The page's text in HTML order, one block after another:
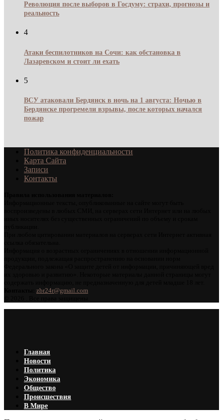
Революция после выборов в Госдуму: страхи, прогнозы и
реальность
4
Атаки беспилотников на Сочи: как обстановка в
Лазаревском и стоит ли ехать
5
ВСУ атаковали Бердянск в ночь на 1 августа: Ночью в
Бердянске прогремели взрывы, после которых начался
пожар
Политика конфиденциальности
Карта Сайта
Записи
Контакты
zbr24r@gmail.com
Главная
Новости
Политика
Экономика
Общество
Происшествия
В Мире